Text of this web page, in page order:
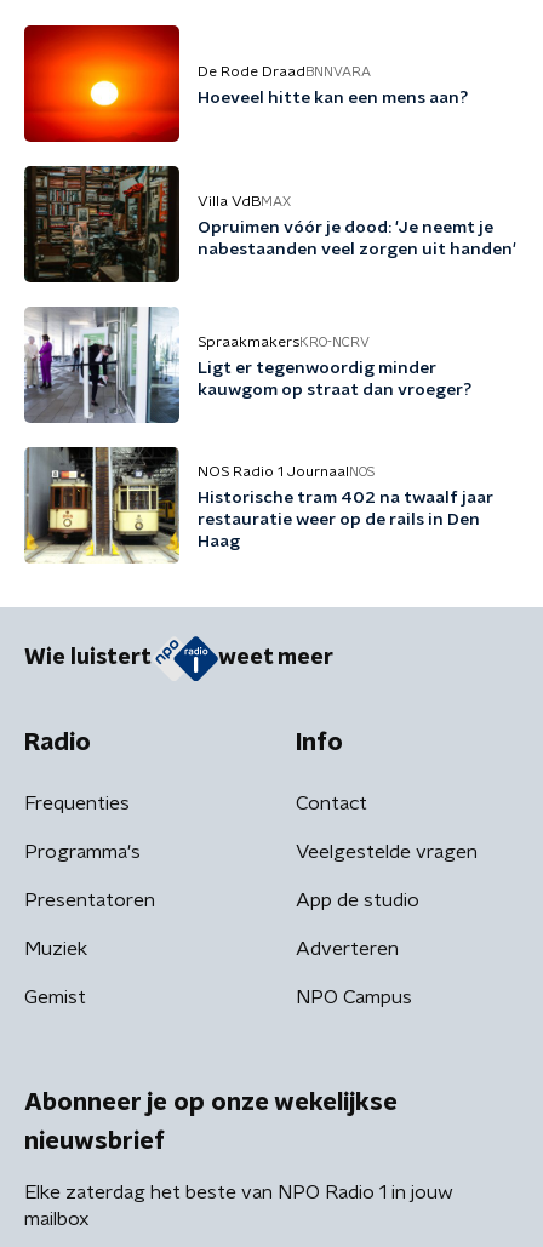
De Rode Draad BNNVARA
Hoeveel hitte kan een mens aan?
Villa VdBMAX
Opruimen vóór je dood: 'Je neemt je
nabestaanden veel zorgen uit handen'
SpraakmakersKRO-NCRV
Ligt er tegenwoordig minder
kauwgom op straat dan vroeger?
NOS Radio 1 Journaal NOS
Historische tram 402 na twaalf jaar
restauratie weer op de rails in Den
Haag
Wie luistert weet meer
Radio
Frequenties
Programma's
Presentatoren
Muziek
Gemist
Info
Contact
Veelgestelde vragen
App de studio
Adverteren
NPO Campus
Abonneer je op onze wekelijkse
nieuwsbrief
Elke zaterdag het beste van NPO Radio 1 in jouw
mailbox